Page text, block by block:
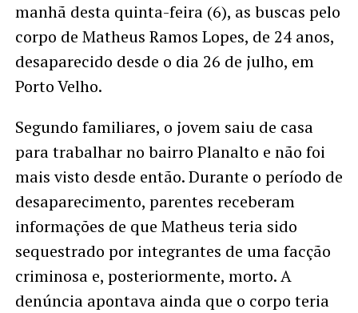
manhã desta quinta-feira (6), as buscas pelo
corpo de Matheus Ramos Lopes, de 24 anos,
desaparecido desde o dia 26 de julho, em
Porto Velho.
Segundo familiares, o jovem saiu de casa
para trabalhar no bairro Planalto e não foi
mais visto desde então. Durante o período de
desaparecimento, parentes receberam
informações de que Matheus teria sido
sequestrado por integrantes de uma facção
criminosa e, posteriormente, morto. A
denúncia apontava ainda que o corpo teria